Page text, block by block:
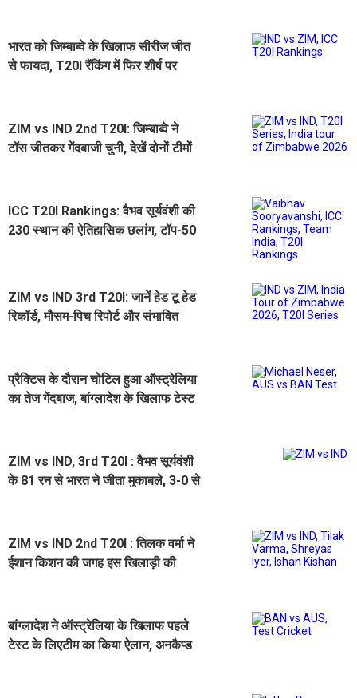
भारत को जिम्बाब्वे के खिलाफ सीरीज जीत
से फायदा, T20I रैंकिंग में फिर शीर्ष पर
ZIM vs IND 2nd T20I: जिम्बाब्वे ने
टॉस जीतकर गेंदबाजी चुनी, देखें दोनों टीमों
ICC T20I Rankings: वैभव सूर्यवंशी की
230 स्थान की ऐतिहासिक छलांग, टॉप-50
ZIM vs IND 3rd T20I: जानें हेड टू हेड
रिकॉर्ड, मौसम-पिच रिपोर्ट और संभावित
प्रैक्टिस के दौरान चोटिल हुआ ऑस्ट्रेलिया
का तेज गेंदबाज, बांग्लादेश के खिलाफ टेस्ट
ZIM vs IND, 3rd T20I : वैभव सूर्यवंशी
के 81 रन से भारत ने जीता मुकाबले, 3-0 से
ZIM vs IND 2nd T20I : तिलक वर्मा ने
ईशान किशन की जगह इस खिलाड़ी की
बांग्लादेश ने ऑस्ट्रेलिया के खिलाफ पहले
टेस्ट के लिएटीम का किया ऐलान, अनकैप्ड